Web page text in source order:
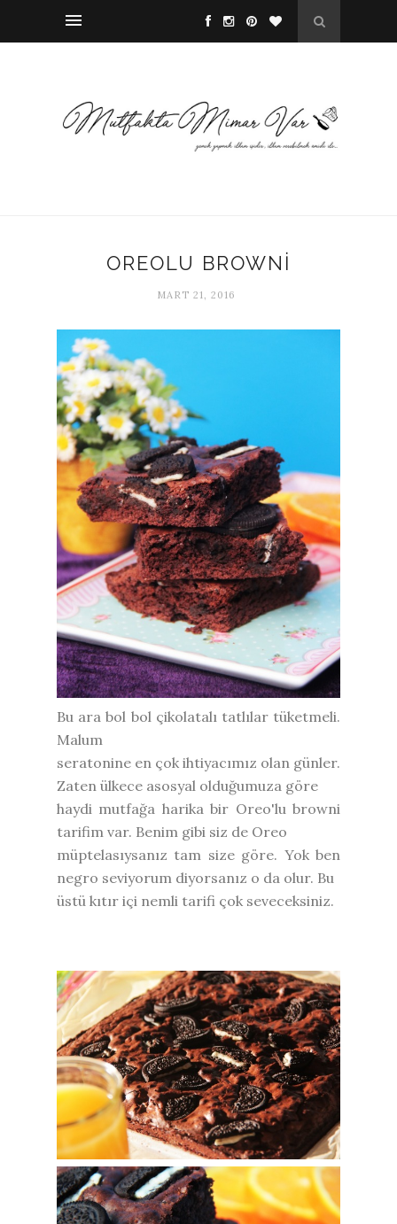
OREOLU BROWNİ
MART 21, 2016
Bu ara bol bol çikolatalı tatlılar tüketmeli.
Malum
seratonine en çok ihtiyacımız olan günler.
Zaten ülkece asosyal olduğumuza göre
haydi mutfağa harika bir Oreo'lu browni
tarifim var. Benim gibi siz de Oreo
müptelasıysanız tam size göre. Yok ben
negro seviyorum diyorsanız o da olur. Bu
üstü kıtır içi nemli tarifi çok seveceksiniz.